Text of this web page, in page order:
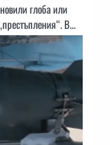
глоба или
В…